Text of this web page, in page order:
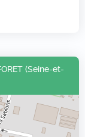
(Seine-et-